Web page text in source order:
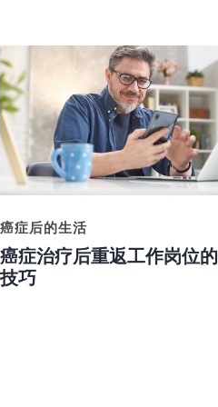
癌症后的生活
癌症治疗后重返工作岗位的
技巧